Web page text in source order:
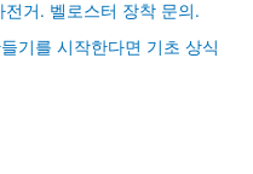
거. 벨로스터 장착 문의.
기를 시작한다면 기초 상식